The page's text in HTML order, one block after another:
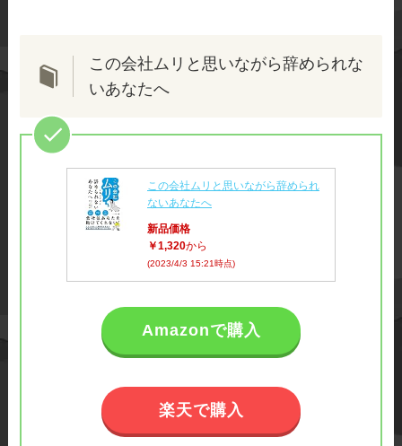
この会社ムリと思いながら辞められな
いあなたへ
この会社ムリと思いながら辞められ
ないあなたへ
新品価格
￥1,320から
(2023/4/3 15:21時点)
Amazonで購入
楽天で購入